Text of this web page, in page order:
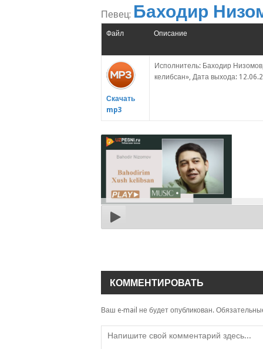
Певец: Баходир
Файл Описание
Скачать
mp3
Исполнитель: Баходир
келибсан», Дата выхода:
КОММЕНТИРОВАТЬ
Ваш e-mail не будет опубликован.